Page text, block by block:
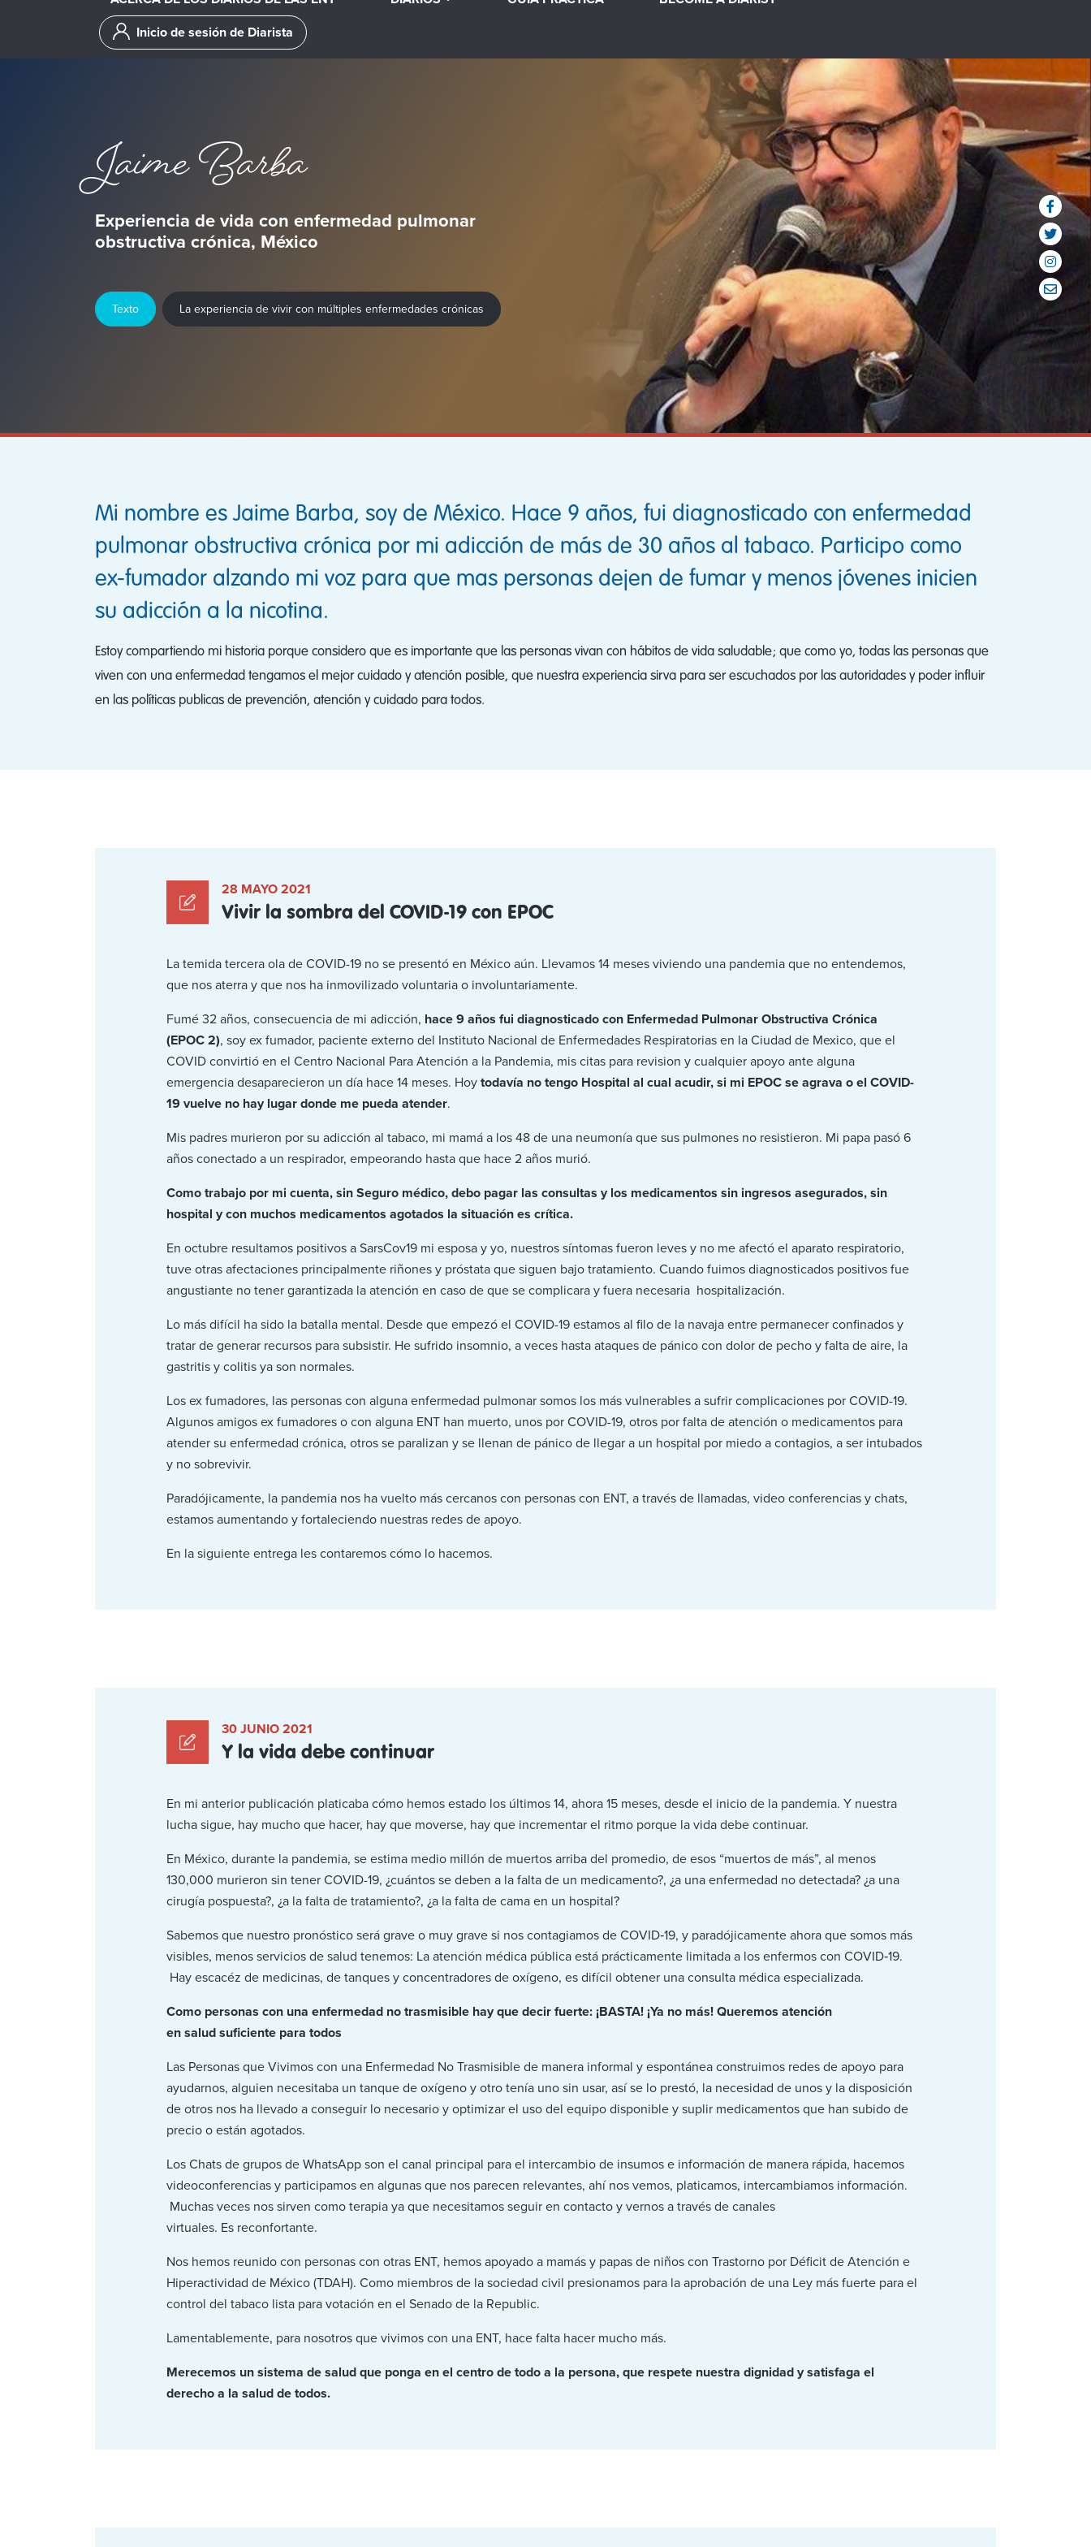
Inicio de sesión de Diarista
Jaime Barba
Experiencia de vida con enfermedad pulmonar
obstructiva crónica, México
Texto La experiencia de vivir con múltiples enfermedades crónicas
Mi nombre es Jaime Barba, soy de México. Hace 9 años, fui diagnosticado con enfermedad
pulmonar obstructiva crónica por mi adicción de más de 30 años al tabaco. Participo como
ex-fumador alzando mi voz para que mas personas dejen de fumar y menos jóvenes inicien
su adicción a la nicotina.
Estoy compartiendo mi historia porque considero que es importante que las personas vivan con hábitos de vida saludable; que como yo, todas las personas que
viven con una enfermedad tengamos el mejor cuidado y atención posible, que nuestra experiencia sirva para ser escuchados por las autoridades y poder influir
en las políticas publicas de prevención, atención y cuidado para todos.
28 MAYO 2021
Vivir la sombra del COVID-19 con EPOC
La temida tercera ola de COVID-19 no se presentó en México aún. Llevamos 14 meses viviendo una pandemia que no entendemos,
que nos aterra y que nos ha inmovilizado voluntaria o involuntariamente.
Fumé 32 años, consecuencia de mi adicción, hace 9 años fui diagnosticado con Enfermedad Pulmonar Obstructiva Crónica
(EPOC 2), soy ex fumador, paciente externo del Instituto Nacional de Enfermedades Respiratorias en la Ciudad de Mexico, que el
COVID convirtió en el Centro Nacional Para Atención a la Pandemia, mis citas para revision y cualquier apoyo ante alguna
emergencia desaparecieron un día hace 14 meses. Hoy todavía no tengo Hospital al cual acudir, si mi EPOC se agrava o el COVID-
19 vuelve no hay lugar donde me pueda atender.
Mis padres murieron por su adicción al tabaco, mi mamá a los 48 de una neumonía que sus pulmones no resistieron. Mi papa pasó 6
años conectado a un respirador, empeorando hasta que hace 2 años murió.
Como trabajo por mi cuenta, sin Seguro médico, debo pagar las consultas y los medicamentos sin ingresos asegurados, sin
hospital y con muchos medicamentos agotados la situación es crítica.
En octubre resultamos positivos a SarsCov19 mi esposa y yo, nuestros síntomas fueron leves y no me afectó el aparato respiratorio,
tuve otras afectaciones principalmente riñones y próstata que siguen bajo tratamiento. Cuando fuimos diagnosticados positivos fue
angustiante no tener garantizada la atención en caso de que se complicara y fuera necesaria hospitalización.
Lo más difícil ha sido la batalla mental. Desde que empezó el COVID-19 estamos al filo de la navaja entre permanecer confinados y
tratar de generar recursos para subsistir. He sufrido insomnio, a veces hasta ataques de pánico con dolor de pecho y falta de aire, la
gastritis y colitis ya son normales.
Los ex fumadores, las personas con alguna enfermedad pulmonar somos los más vulnerables a sufrir complicaciones por COVID-19.
Algunos amigos ex fumadores o con alguna ENT han muerto, unos por COVID-19, otros por falta de atención o medicamentos para
atender su enfermedad crónica, otros se paralizan y se llenan de pánico de llegar a un hospital por miedo a contagios, a ser intubados
y no sobrevivir.
Paradójicamente, la pandemia nos ha vuelto más cercanos con personas con ENT, a través de llamadas, video conferencias y chats,
estamos aumentando y fortaleciendo nuestras redes de apoyo.
En la siguiente entrega les contaremos cómo lo hacemos.
30 JUNIO 2021
Y la vida debe continuar
En mi anterior publicación platicaba cómo hemos estado los últimos 14, ahora 15 meses, desde el inicio de la pandemia. Y nuestra
lucha sigue, hay mucho que hacer, hay que moverse, hay que incrementar el ritmo porque la vida debe continuar.
En México, durante la pandemia, se estima medio millón de muertos arriba del promedio, de esos “muertos de más”, al menos
130,000 murieron sin tener COVID-19, ¿cuántos se deben a la falta de un medicamento?, ¿a una enfermedad no detectada? ¿a una
cirugía pospuesta?, ¿a la falta de tratamiento?, ¿a la falta de cama en un hospital?
Sabemos que nuestro pronóstico será grave o muy grave si nos contagiamos de COVID‑19, y paradójicamente ahora que somos más
visibles, menos servicios de salud tenemos: La atención médica pública está prácticamente limitada a los enfermos con COVID‑19.
Hay escacéz de medicinas, de tanques y concentradores de oxígeno, es difícil obtener una consulta médica especializada.
Como personas con una enfermedad no trasmisible hay que decir fuerte: ¡BASTA! ¡Ya no más! Queremos atención
en salud suficiente para todos
Las Personas que Vivimos con una Enfermedad No Trasmisible de manera informal y espontánea construimos redes de apoyo para
ayudarnos, alguien necesitaba un tanque de oxígeno y otro tenía uno sin usar, así se lo prestó, la necesidad de unos y la disposición
de otros nos ha llevado a conseguir lo necesario y optimizar el uso del equipo disponible y suplir medicamentos que han subido de
precio o están agotados.
Los Chats de grupos de WhatsApp son el canal principal para el intercambio de insumos e información de manera rápida, hacemos
videoconferencias y participamos en algunas que nos parecen relevantes, ahí nos vemos, platicamos, intercambiamos información.
Muchas veces nos sirven como terapia ya que necesitamos seguir en contacto y vernos a través de canales
virtuales. Es reconfortante.
Nos hemos reunido con personas con otras ENT, hemos apoyado a mamás y papas de niños con Trastorno por Déficit de Atención e
Hiperactividad de México (TDAH). Como miembros de la sociedad civil presionamos para la aprobación de una Ley más fuerte para el
control del tabaco lista para votación en el Senado de la Republic.
Lamentablemente, para nosotros que vivimos con una ENT, hace falta hacer mucho más.
Merecemos un sistema de salud que ponga en el centro de todo a la persona, que respete nuestra dignidad y satisfaga el
derecho a la salud de todos.